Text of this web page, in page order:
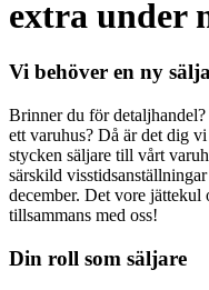
extra under
Vi behöver en ny
Brinner du för
ett varuhus? Då är det dig
stycken säljare till vårt
särskild
december. Det vore
tillsammans med oss!
Din roll som säljare